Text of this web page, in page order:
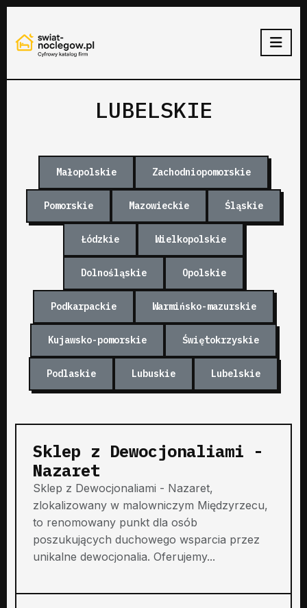
LUBELSKIE
Małopolskie Zachodniopomorskie
Pomorskie Mazowieckie Śląskie
Łódzkie Wielkopolskie
Dolnośląskie Opolskie
Podkarpackie Warmińsko-mazurskie
Kujawsko-pomorskie Świętokrzyskie
Podlaskie Lubuskie Lubelskie
Sklep z Dewocjonaliami -
Nazaret
Sklep z Dewocjonaliami - Nazaret,
zlokalizowany w malowniczym Międzyrzecu,
to renomowany punkt dla osób
poszukujących duchowego wsparcia przez
unikalne dewocjonalia. Oferujemy...